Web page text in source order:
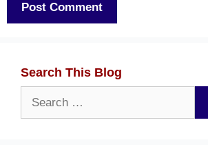
Search This Blog
Search